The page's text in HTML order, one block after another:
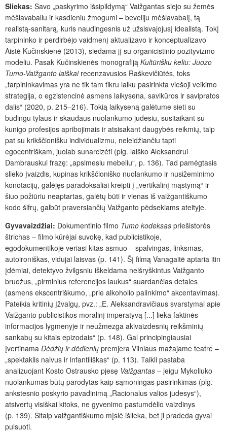
Sliekas: Savo „paskyrimo išsipildymą“ Vaižgantas siejo su žemės
mėšlavabaliu ir kasdieniu žmogumi – beveliju mėšlavabalį, tą
realistą-sanitarą, kuris naudingesnis už užsisvajojusį idealistą. Tokį
tarpininko ir perdirbėjo vaidmenį aktualizavo ir konceptualizavo
Aistė Kučinskienė (2013), siedama jį su organicistinio pozityvizmo
modeliu. Pasak Kučinskienės monografiją Kultūrišku keliu: Juozo
Tumo-Vaižganto laiškai recenzavusios Raškevičiūtės, toks
„tarpininkavimas yra ne tik tam tikru laiku pasirinkta viešoji veikimo
strategija, o egzistencinė asmens laikysena, savikūros ir savipratos
dalis“ (2020, p. 215–216). Tokią laikyseną galėtume sieti su
būdingu tylaus ir skaudaus nuolankumo judesiu, susitaikant su
kunigo profesijos apribojimais ir atsisakant daugybės reikmių, taip
pat su krikščionišku individualizmu, neleidžiančiu tapti
egocentriškam, juolab sunarcizėti (plg. laiško Aleksandrui
Dambrauskui frazę: „apsimesiu mebeliu“, p. 136). Tad pamėgtasis
slieko įvaizdis, kupinas krikščioniško nuolankumo ir nusižeminimo
konotacijų, galėjęs paradoksaliai kreipti į „vertikalinį mąstymą“ ir
šiuo požiūriu neaptartas, galėtų būti ir vienas iš vaižgantiškumo
kodo šifrų, galbūt praversiančių Vaižganto pėdsekiams ateityje.
Gyvavaizdžiai: Dokumentinio filmo Tumo kodeksas priešistorės
štrichas – filmo kūrėjai suvokę, kad publicistikoje,
egodokumentikoje veriasi kitas asmuo – spalvingas, linksmas,
autoironiškas, vidujai laisvas (p. 141). Šį filmą Vanagaitė aptaria itin
įdėmiai, detektyvo žvilgsniu iškeldama neišryškintus Vaižganto
bruožus, „pirminius referencijos laukus“ suardančias detales
(asmens ekscentriškumo, „prie alkoholio palinkimo“ akcentavimas).
Pateikia kritinių įžvalgų, pvz.: „E. Aleksandravičiaus svarstymai apie
Vaižganto publicistikos moralinį imperatyvą [...] lieka faktinės
informacijos lygmenyje ir neužmezga akivaizdesnių reikšminių
sankabų su kitais epizodais“ (p. 148). Gal principingiausiai
įvertinama Dėdžių ir dėdienių premjera Vilniaus mažajame teatre –
„spektaklis naivus ir infantiliškas“ (p. 113). Taikli pastaba
analizuojant Kosto Ostrausko pjesę Vaižgantas – jeigu Mykoliuko
nuolankumas būtų parodytas kaip sąmoningas pasirinkimas (plg.
ankstesnio poskyrio pavadinimą „Racionalus valios judesys“),
atsivertų visiškai kitoks, ne gyvenimo pastumdėlio vaizdinys
(p. 139). Šitaip vaižgantiškumo mįslė išlieka, bet ji pradeda gyvai
pulsuoti.